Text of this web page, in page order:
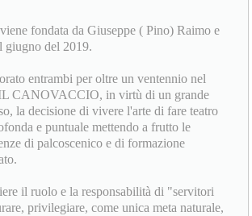
fondata da Giuseppe ( Pino) Raimo e
giugno del 2019.
entrambi per oltre un ventennio nel
CANOVACCIO, in virtù di un grande
la decisione di vivere l'arte di fare teatro
e puntuale mettendo a frutto le
di palcoscenico e di formazione
il ruolo e la responsabilità di "servitori
privilegiare, come unica meta naturale,